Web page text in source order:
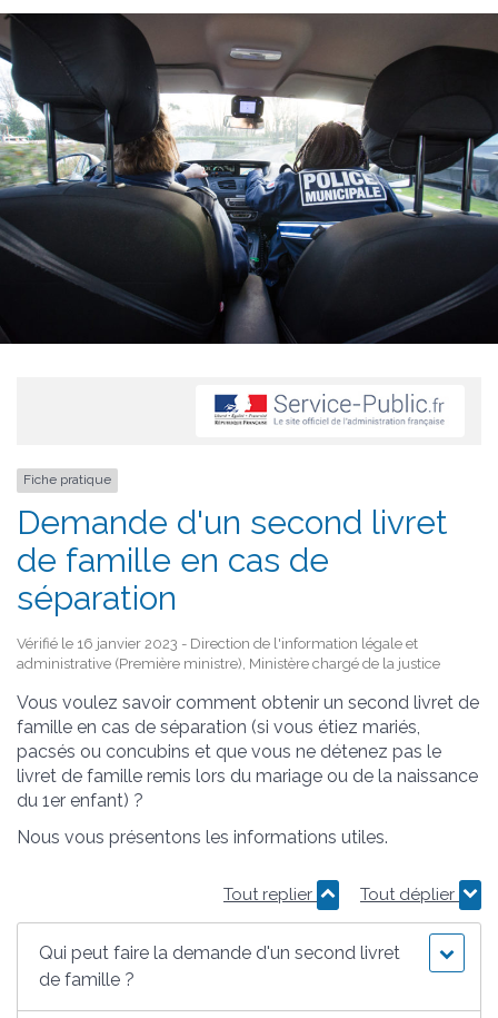
Fiche pratique
Demande d'un second livret
de famille en cas de
séparation
Vérifié le 16 janvier 2023 - Direction de l'information légale et
administrative (Première ministre), Ministère chargé de la justice
Vous voulez savoir comment obtenir un second livret de
famille en cas de séparation (si vous étiez mariés,
pacsés ou concubins et que vous ne détenez pas le
livret de famille remis lors du mariage ou de la naissance
du 1 er enfant) ?
Nous vous présentons les informations utiles.
Tout replier Tout déplier
Qui peut faire la demande d'un second livret
de famille ?